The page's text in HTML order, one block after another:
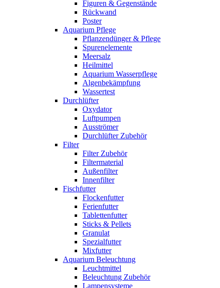
Figuren & Gegenstände
Rückwand
Poster
Aquarium Pflege
Pflanzendünger & Pflege
Spurenelemente
Meersalz
Heilmittel
Aquarium Wasserpflege
Algenbekämpfung
Wassertest
Durchlüfter
Oxydator
Luftpumpen
Ausströmer
Durchlüfter Zubehör
Filter
Filter Zubehör
Filtermaterial
Außenfilter
Innenfilter
Fischfutter
Flockenfutter
Ferienfutter
Tablettenfutter
Sticks & Pellets
Granulat
Spezialfutter
Mixfutter
Aquarium Beleuchtung
Leuchtmittel
Beleuchtung Zubehör
Lampensysteme